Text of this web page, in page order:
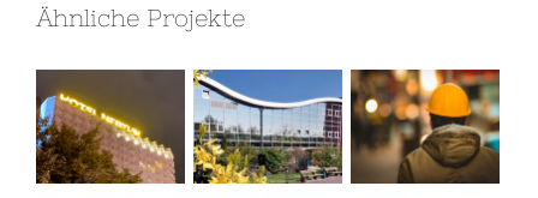
Ähnliche Projekte